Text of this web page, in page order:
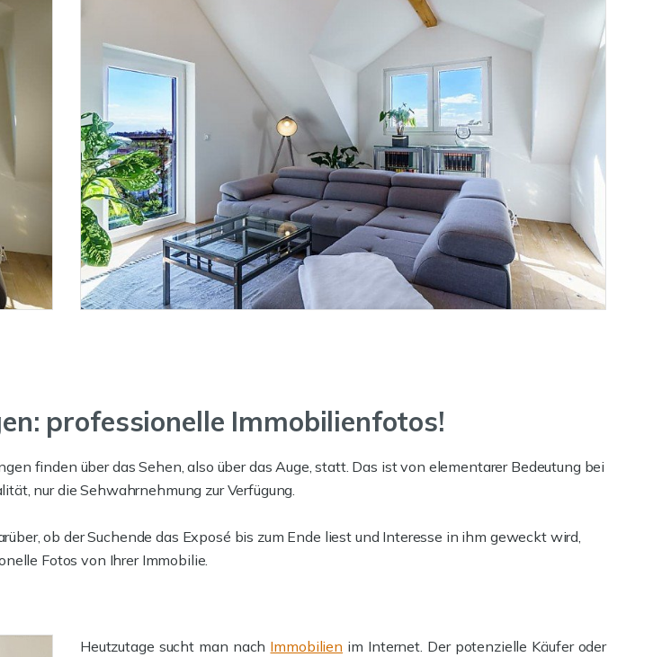
professionelle Immobilienfotos!
finden über das Sehen, also über das Auge, statt. Das ist von elementarer Bedeutung bei
nur die Seh­wahr­nehmung zur Verfügung.
ob der Suchende das Exposé bis zum Ende liest und Interesse in ihm geweckt wird,
Fotos von Ihrer Immobilie.
Heutzutage sucht man nach Immobilien im Internet. Der potenzielle Käufer oder